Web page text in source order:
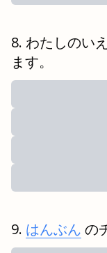
わたしのい
ます。
はんぶん の